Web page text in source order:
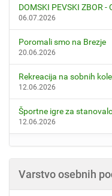
DOMSKI PEVSKI ZBOR
06.07.2026
Poromali smo na Brezje
20.06.2026
Rekreacija na sobnih
12.06.2026
Športne igre za
12.06.2026
Varstvo osebnih